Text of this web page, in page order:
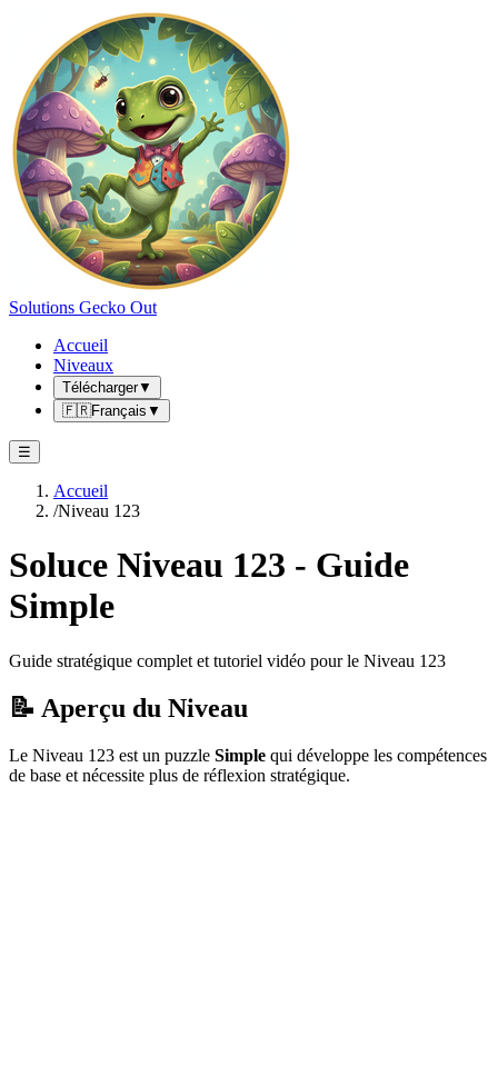
Solutions Gecko Out
Accueil
Niveaux
Télécharger▼
🇫🇷Français ▼
☰
Accueil
/Niveau 123
Soluce Niveau 123 - Guide
Simple
Guide stratégique complet et tutoriel vidéo pour le Niveau 123
📝 Aperçu du Niveau
Le Niveau 123 est un puzzle Simple qui développe les compétences
de base et nécessite plus de réflexion stratégique.